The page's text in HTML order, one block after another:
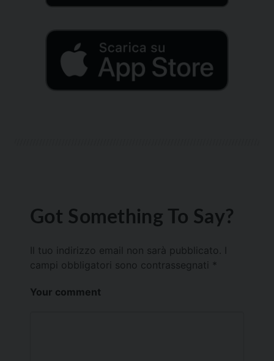
Got Something To Say?
Il tuo indirizzo email non sarà pubblicato.
campi obbligatori sono contrassegnati *
Your comment